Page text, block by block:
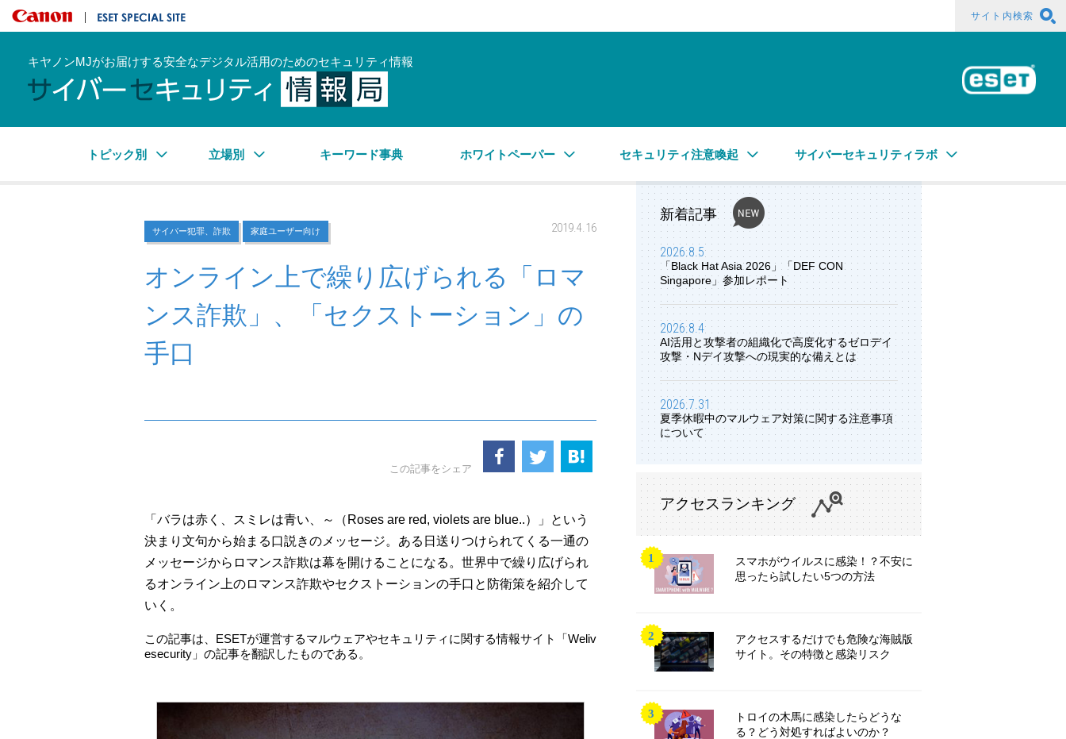
キヤノンマーケティングジャパン株式会社 サイト内検索
キヤノンMJがお届けする安全なデジタル活用のためのセキュリティ情報
トピック別 立場別 キーワード事典 ホワイトペーパー セキュリティ注意喚起 サイバーセキュリティラボ
サイバー犯罪、詐欺 家庭ユーザー向け 2019.4.16
オンライン上で繰り広げられる「ロマ
ンス詐欺」、「セクストーション」の
手口
この記事をシェア
「バラは赤く、スミレは青い、～（Roses are red, violets are blue..）」という
決まり文句から始まる口説きのメッセージ。ある日送りつけられてくる一通の
メッセージからロマンス詐欺は幕を開けることになる。世界中で繰り広げられ
るオンライン上のロマンス詐欺やセクストーションの手口と防衛策を紹介して
いく。
この記事は、ESETが運営するマルウェアやセキュリティに関する情報サイト「Weliv
esecurity」の記事を翻訳したものである。
新着記事
2026.8.5
「Black Hat Asia 2026」「DEF CON
Singapore」参加レポート
2026.8.4
AI活用と攻撃者の組織化で高度化するゼロデイ
攻撃・Nデイ攻撃への現実的な備えとは
2026.7.31
夏季休暇中のマルウェア対策に関する注意事項
について
アクセスランキング
スマホがウイルスに感染！？不安に
思ったら試したい5つの方法
アクセスするだけでも危険な海賊版
サイト。その特徴と感染リスク
トロイの木馬に感染したらどうな
る？どう対処すればよいのか？